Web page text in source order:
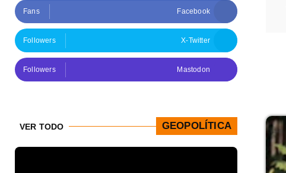
Facebook
Fans
X-Twitter
Followers
Mastodon
Followers
GEOPOLÍTICA
VER TODO